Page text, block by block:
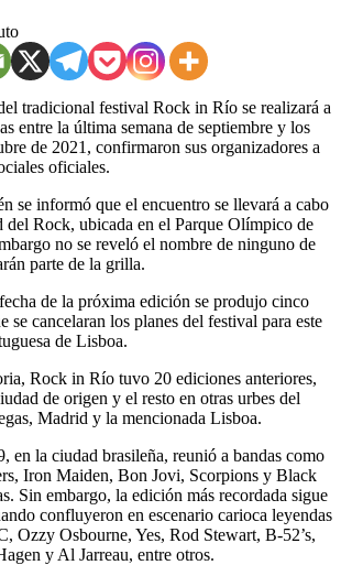
tradicional festival Rock in Río se realizará a
entre la última semana de septiembre y los
de 2021, confirmaron sus organizadores a
oficiales.
se informó que el encuentro se llevará a cabo
del Rock, ubicada en el Parque Olímpico de
no se reveló el nombre de ninguno de
parte de la grilla.
de la próxima edición se produjo cinco
se cancelaran los planes del festival para este
de Lisboa.
Rock in Río tuvo 20 ediciones anteriores,
de origen y el resto en otras urbes del
Madrid y la mencionada Lisboa.
en la ciudad brasileña, reunió a bandas como
Iron Maiden, Bon Jovi, Scorpions y Black
Sin embargo, la edición más recordada sigue
confluyeron en escenario carioca leyendas
Ozzy Osbourne, Yes, Rod Stewart, B-52’s,
y Al Jarreau, entre otros.